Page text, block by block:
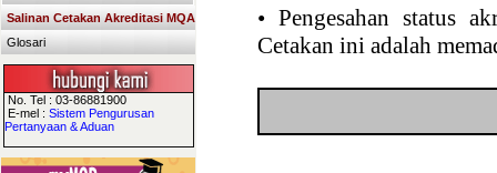
Salinan Cetakan Akreditasi MQA
Glosari
No. Tel : 03-86881900
E-mel : Sistem Pengurusan
Pertanyaan & Aduan
• Pengesahan status
Cetakan ini adalah